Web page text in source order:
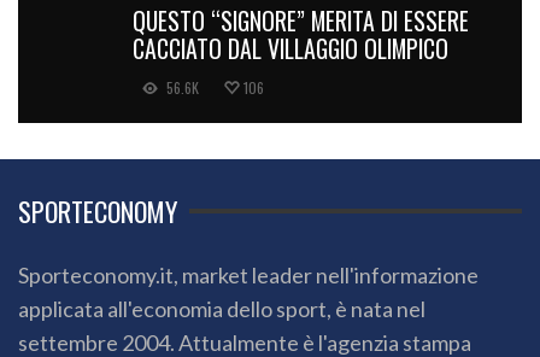
QUESTO “SIGNORE” MERITA DI ESSERE
CACCIATO DAL VILLAGGIO OLIMPICO
56.6K 106
SPORTECONOMY
Sporteconomy.it, market leader nell'informazione
applicata all'economia dello sport, è nata nel
settembre 2004. Attualmente è l'agenzia stampa